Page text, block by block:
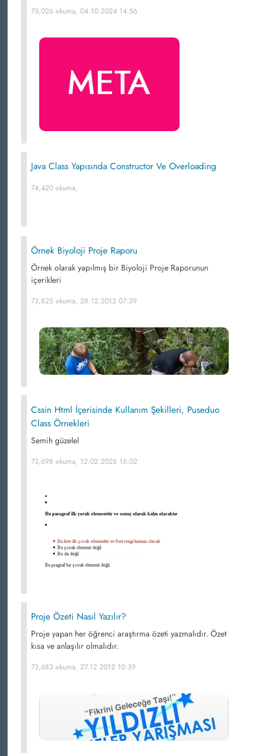
75,026 okuma, 04.10.2024 14:56
Java Class Yapısında Constructor Ve Overloading
74,420 okuma,
Örnek Biyoloji Proje Raporu
Örnek olarak yapılmış bir Biyoloji Proje Raporunun
içerikleri
73,825 okuma, 28.12.2012 07:39
Cssin Html İçerisinde Kullanım Şekilleri, Puseduo
Class Örnekleri
Semih güzelel
73,698 okuma, 12.02.2026 16:02
Proje Özeti Nasıl Yazılır?
Proje yapan her öğrenci araştırma özeti yazmalıdır. Özet
kısa ve anlaşılır olmalıdır.
73,683 okuma, 27.12.2012 10:39